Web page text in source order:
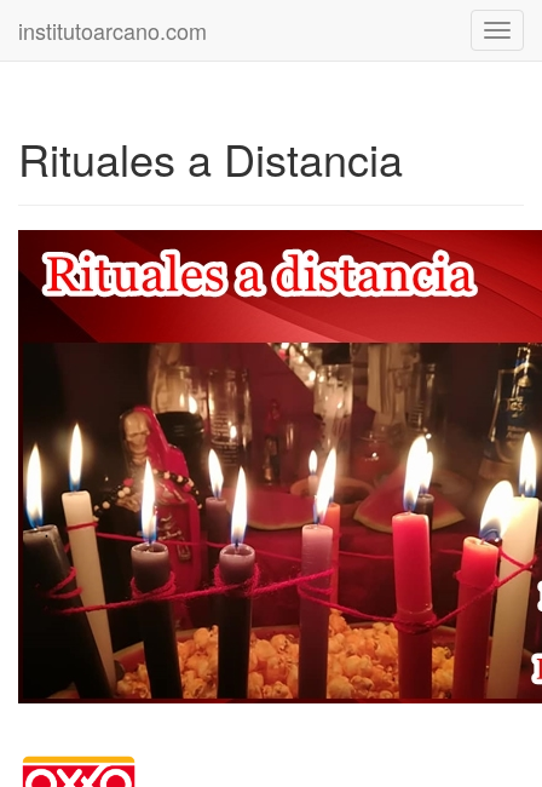
institutoarcano.com
Rituales a Distancia